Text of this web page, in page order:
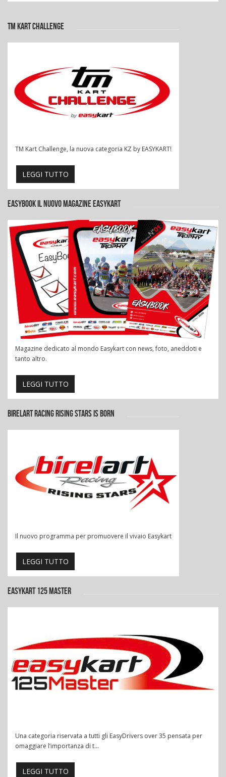
TM KART CHALLENGE
TM Kart Challenge, la nuova categoria KZ by EASYKART!
LEGGI TUTTO
EASYBOOK IL NUOVO MAGAZINE EASYKART
Magazine dedicato al mondo Easykart con news, foto, aneddoti e
tanto altro.
LEGGI TUTTO
BIRELART RACING RISING STARS IS BORN
Il nuovo programma per promuovere il vivaio Easykart
LEGGI TUTTO
EASYKART 125 MASTER
Una categoria riservata a tutti gli EasyDrivers over 35 pensata per
omaggiare l’importanza di t...
LEGGI TUTTO